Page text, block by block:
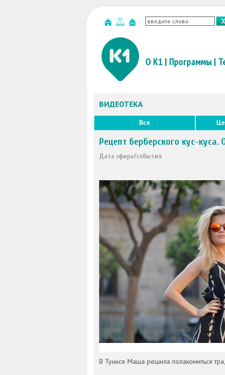
О К1 | Программы |
ВИДЕОТЕКА
Все
Рецепт берберского кус-
Дата эфира/события
В Тунисе Маша решила полакомиться